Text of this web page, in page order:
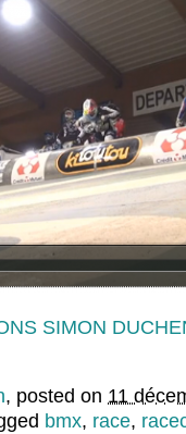
SIMON
, posted on 11
bmx, race,